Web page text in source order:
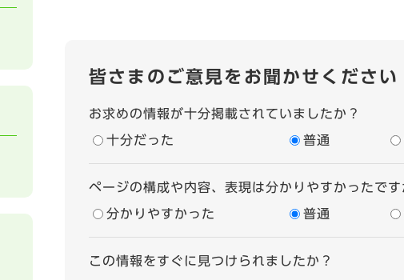
皆さまのご意見をお聞かせください
お求めの情報が十分掲載されていましたか？
十分だった 普通
ページの構成や内容、表現は分かりやすかったです
分かりやすかった 普通
この情報をすぐに見つけられましたか？